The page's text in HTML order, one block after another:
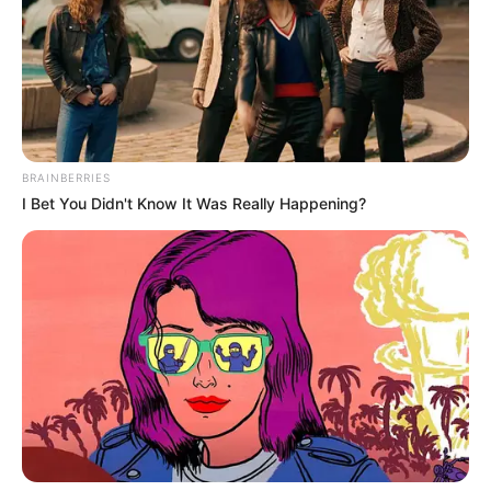
90011013
Υπηρεσίες μουσικού συγκροτήματος
90011014
Υπηρεσίες χορωδίας
90021904
Επικουρικές υπηρεσίες του θεάματος
(σκηνικών, φωτισμού, ηχητικού εξοπλισμού
90021910
Υπηρεσίες ηχητικής κάλυψης καλλιτεχνικών
εκδηλώσεων
BRAINBERRIES
I Bet You Didn't Know It Was Really Happening?